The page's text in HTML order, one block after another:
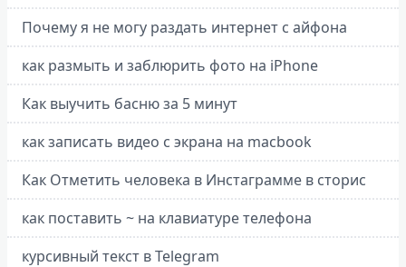
Почему я не могу раздать интернет с айфона
как размыть и заблюрить фото на iPhone
Как выучить басню за 5 минут
как записать видео с экрана на macbook
Как Отметить человека в Инстаграмме в сторис
как поставить ~ на клавиатуре телефона
курсивный текст в Telegram